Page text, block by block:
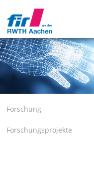
Forschung
Forschungsprojekte